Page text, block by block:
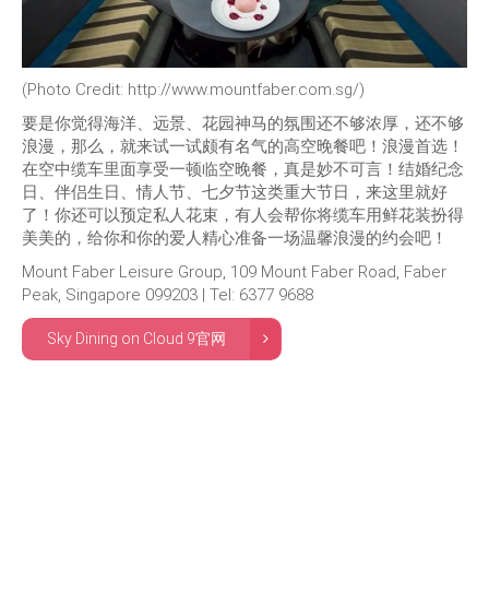
(Photo Credit: http://www.mountfaber.com.sg/)
要是你觉得海洋、远景、花园神马的氛围还不够浓厚，还不够
浪漫，那么，就来试一试颇有名气的高空晚餐吧！浪漫首选！
在空中缆车里面享受一顿临空晚餐，真是妙不可言！结婚纪念
日、伴侣生日、情人节、七夕节这类重大节日，来这里就好
了！你还可以预定私人花束，有人会帮你将缆车用鲜花装扮得
美美的，给你和你的爱人精心准备一场温馨浪漫的约会吧！
Mount Faber Leisure Group, 109 Mount Faber Road, Faber
Peak, Singapore 099203 | Tel: 6377 9688
Sky Dining on Cloud 9官网